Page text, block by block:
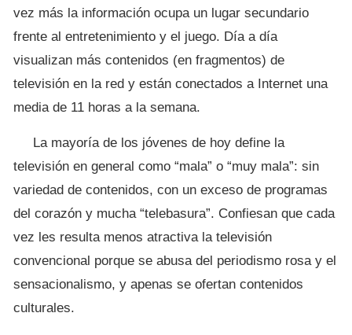
vez más la información ocupa un lugar secundario
frente al entretenimiento y el juego. Día a día
visualizan más contenidos (en fragmentos) de
televisión en la red y están conectados a Internet una
media de 11 horas a la semana.
La mayoría de los jóvenes de hoy define la
televisión en general como “mala” o “muy mala”: sin
variedad de contenidos, con un exceso de programas
del corazón y mucha “telebasura”. Confiesan que cada
vez les resulta menos atractiva la televisión
convencional porque se abusa del periodismo rosa y el
sensacionalismo, y apenas se ofertan contenidos
culturales.